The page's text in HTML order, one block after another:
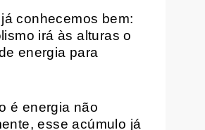
conhecemos bem:
irá às alturas o
energia para
é energia não
esse acúmulo já